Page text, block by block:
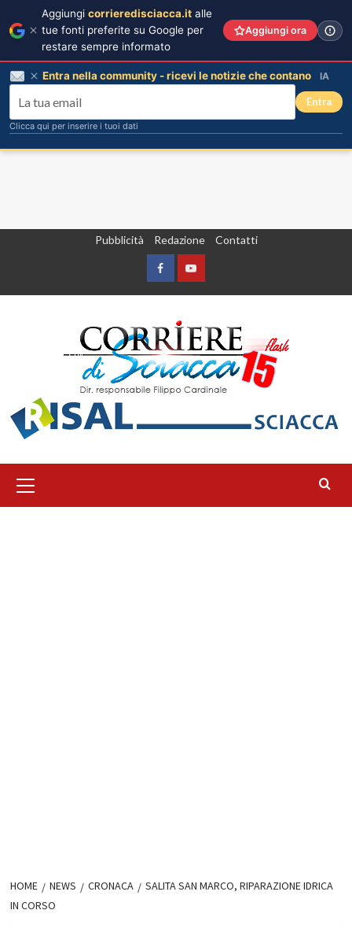
Pubblicità Redazione Contatti
FacebookYountube
principale
HOME NEWS CRONACA
SALITA SAN MARCO, RIPARAZIONE IDRICA
IN CORSO
Aggiungi corrieredisciacca.it alle
tue fonti preferite su Google per
restare sempre informato
Aggiungi ora
Entra nella community - ricevi le notizie che contano IA
Entra
Clicca qui per inserire i tuoi dati